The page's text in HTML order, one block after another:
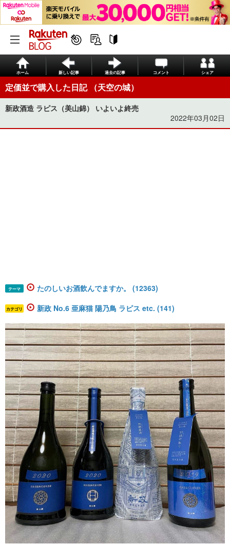
ホーム 新しい記事 過去の記事 コメント シェア
定価並で購入した日記 （天空の城）
新政酒造 ラピス（美山錦） いよいよ終売
2022年03月02日
テーマ たのしいお酒飲んでますか。 (12363)
カテゴリ 新政 No.6 亜麻猫 陽乃鳥 ラピス etc. (141)